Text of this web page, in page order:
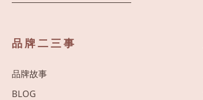
品牌二三事
品牌故事
BLOG